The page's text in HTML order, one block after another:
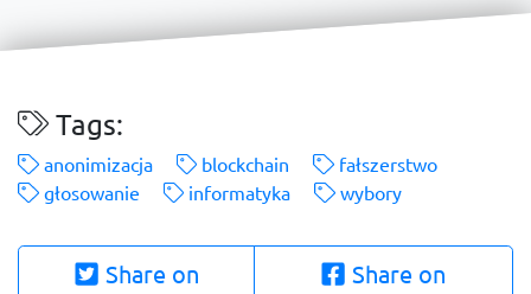
Tags:
anonimizacja blockchain
fałszerstwo
głosowanie
informatyka wybory
Share on
Share on